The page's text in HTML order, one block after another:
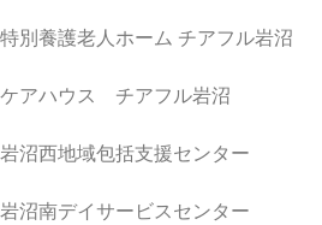
特別養護老人ホーム チアフル岩沼
ケアハウス チアフル岩沼
岩沼西地域包括支援センター
岩沼南デイサービスセンター